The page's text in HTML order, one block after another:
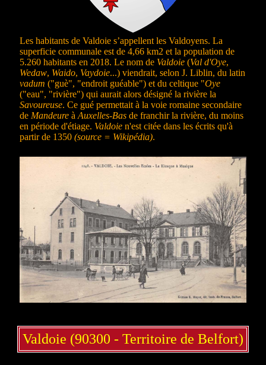
Les habitants de Valdoie s’appellent les Valdoyens. La
superficie communale est de 4,66 km2 et la population de
5.260 habitants en 2018. Le nom de Valdoie (Val d'Oye,
Wedaw, Waido, Vaydoie...) viendrait, selon J. Liblin, du latin
vadum ("guè", "endroit guéable") et du celtique "Oye
("eau", "rivière") qui aurait alors désigné la rivière la
Savoureuse. Ce gué permettait à la voie romaine secondaire
de Mandeure àAuxelles-Bas de franchir la rivière, du moins
en période d'étiage. Valdoie n'est citée dans les écrits qu'à
partir de 1350 (source = Wikipédia).
Valdoie (90300 - Territoire de Belfort)